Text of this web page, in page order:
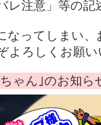
レ注意」等の
なってしまい
よろしくお願
ゃん｣のお知